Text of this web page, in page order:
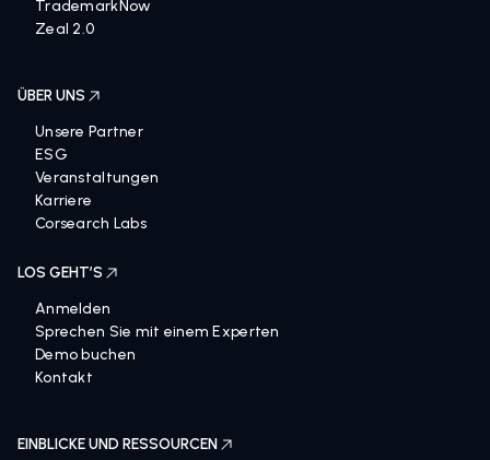
TrademarkNow
Zeal 2.0
ÜBER UNS
Unsere Partner
ESG
Veranstaltungen
Karriere
Corsearch Labs
LOS GEHT’S
Anmelden
Sprechen Sie mit einem Experten
Demo buchen
Kontakt
EINBLICKE UND RESSOURCEN